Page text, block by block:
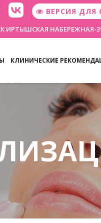
ВЕРСИЯ
ИРТЫШСКАЯ НАБЕРЕЖНАЯ-
КЛИНИЧЕСКИЕ